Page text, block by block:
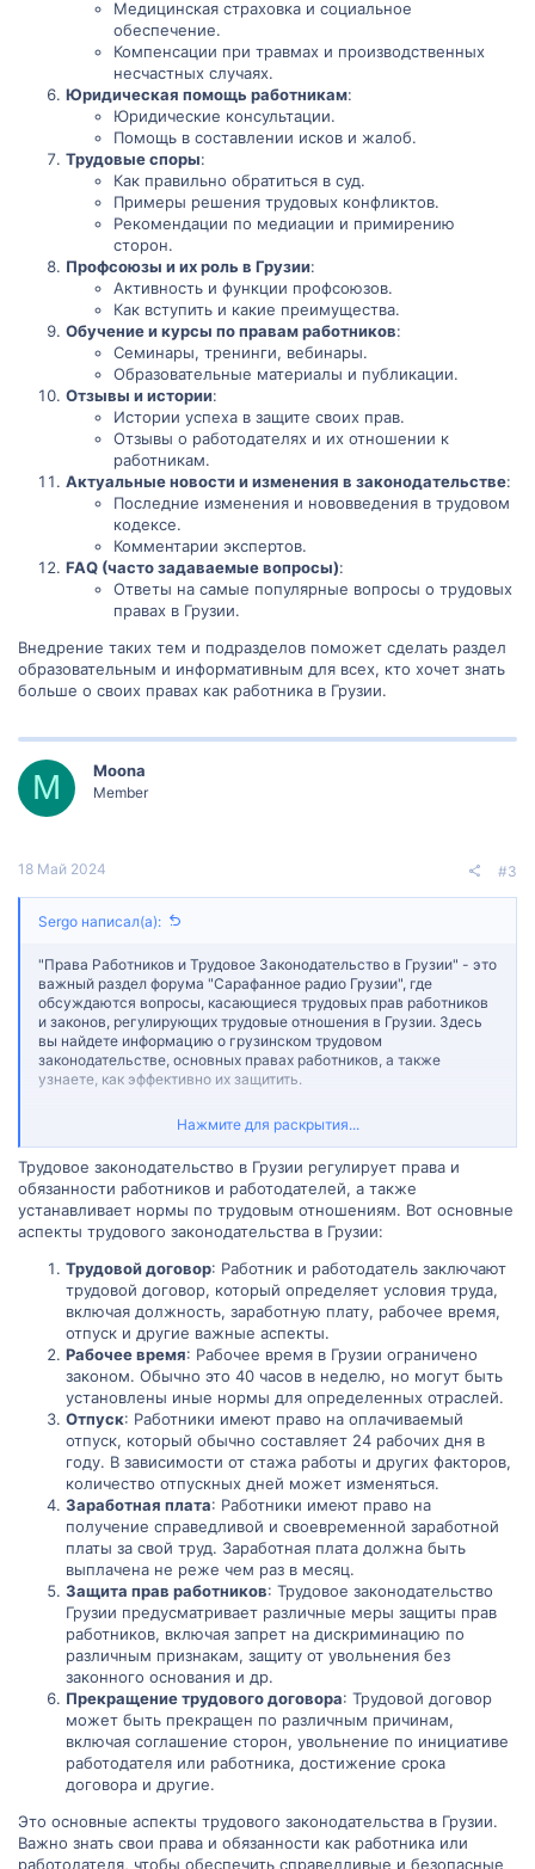
Медицинская страховка и социальное
обеспечение.
Компенсации при травмах и производственных
несчастных случаях.
Юридическая помощь работникам:
Юридические консультации.
Помощь в составлении исков и жалоб.
Трудовые споры:
Как правильно обратиться в суд.
Примеры решения трудовых конфликтов.
Рекомендации по медиации и примирению
сторон.
Профсоюзы и их роль в Грузии:
Активность и функции профсоюзов.
Как вступить и какие преимущества.
Обучение и курсы по правам работников:
Семинары, тренинги, вебинары.
Образовательные материалы и публикации.
Отзывы и истории:
Истории успеха в защите своих прав.
Отзывы о работодателях и их отношении к
работникам.
Актуальные новости и изменения в законодательстве:
Последние изменения и нововведения в трудовом
кодексе.
Комментарии экспертов.
FAQ (часто задаваемые вопросы):
Ответы на самые популярные вопросы о трудовых
правах в Грузии.
Внедрение таких тем и подразделов поможет сделать раздел
образовательным и информативным для всех, кто хочет знать
больше о своих правах как работника в Грузии.
M Moona
Member
18 Май 2024 #3
Sergo написал(а):
"Права Работников и Трудовое Законодательство в Грузии" - это
важный раздел форума "Сарафанное радио Грузии", где
обсуждаются вопросы, касающиеся трудовых прав работников
и законов, регулирующих трудовые отношения в Грузии. Здесь
вы найдете информацию о грузинском трудовом
законодательстве, основных правах работников, а также
узнаете, как эффективно их защитить.
Наш раздел предназначен для взаимопомощи, обмена знаниями
и опытом, а также для проведения обсуждений на тему
делиться своими историями и получать консультации от
экспертов и других участников форума.
Мы активно обсуждаем вопросы, связанные с трудовыми
также с дискриминацией на рабочем месте и защитой прав
работников.
Независимо от того, являетесь ли вы работодателем, ищущим
информацию о своих обязанностях, или работником,
нуждающимся в совете.
Наш раздел "Права Работников и Трудовое Законодательство в
Грузии" готов помочь вам разобраться в сложном мире
трудовых отношений. Мы стремимся сделать этот форум
полезным источником информации для всех, кто хочет узнать
больше о своих правах и обязанностях на работе."
Нажмите для раскрытия...
Трудовое законодательство в Грузии регулирует права и
обязанности работников и работодателей, а также
устанавливает нормы по трудовым отношениям. Вот основные
аспекты трудового законодательства в Грузии:
Трудовой договор: Работник и работодатель заключают
трудовой договор, который определяет условия труда,
включая должность, заработную плату, рабочее время,
отпуск и другие важные аспекты.
Рабочее время: Рабочее время в Грузии ограничено
законом. Обычно это 40 часов в неделю, но могут быть
установлены иные нормы для определенных отраслей.
Отпуск: Работники имеют право на оплачиваемый
отпуск, который обычно составляет 24 рабочих дня в
году. В зависимости от стажа работы и других факторов,
количество отпускных дней может изменяться.
Заработная плата: Работники имеют право на
получение справедливой и своевременной заработной
платы за свой труд. Заработная плата должна быть
выплачена не реже чем раз в месяц.
Защита прав работников: Трудовое законодательство
Грузии предусматривает различные меры защиты прав
работников, включая запрет на дискриминацию по
различным признакам, защиту от увольнения без
законного основания и др.
Прекращение трудового договора: Трудовой договор
может быть прекращен по различным причинам,
включая соглашение сторон, увольнение по инициативе
работодателя или работника, достижение срока
договора и другие.
Это основные аспекты трудового законодательства в Грузии.
Важно знать свои права и обязанности как работника или
работодателя, чтобы обеспечить справедливые и безопасные